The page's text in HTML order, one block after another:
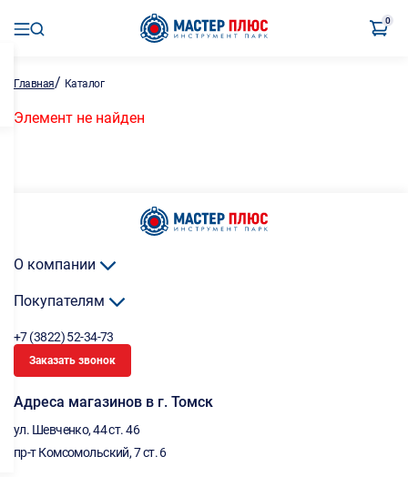
0
Главная/ Каталог
Элемент не найден
О компании
Покупателям
+7 (3822) 52-34-73
Заказать звонок
Адреса магазинов в г. Томск
ул. Шевченко, 44 ст. 46
пр-т Комсомольский, 7 ст. 6